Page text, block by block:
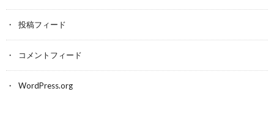
投稿フィード
コメントフィード
WordPress.org